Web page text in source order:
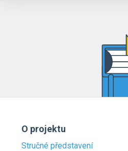
O projektu
Stručné představení